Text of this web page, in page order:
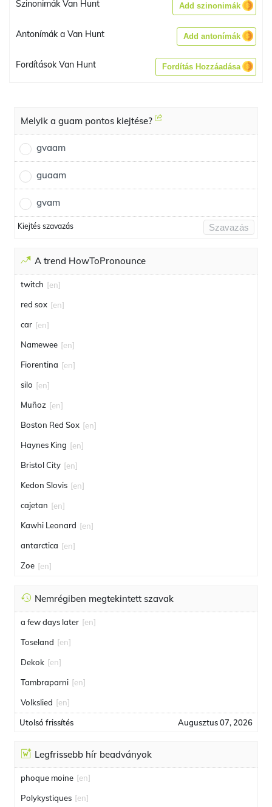
Szinonimák Van Hunt Add szinonimák
Antonímák a Van Hunt Add antonímák
Fordítások Van Hunt Fordítás Hozzáadása
Melyik a guam pontos kiejtése?
gvaam
guaam
gvam
Kiejtés szavazás Szavazás
A trend HowToPronounce
twitch [en]
red sox [en]
car [en]
Namewee [en]
Fiorentina [en]
silo [en]
Muñoz [en]
Boston Red Sox [en]
Haynes King [en]
Bristol City [en]
Kedon Slovis [en]
cajetan [en]
Kawhi Leonard [en]
antarctica [en]
Zoe [en]
Nemrégiben megtekintett szavak
a few days later [en]
Toseland [en]
Dekok [en]
Tambraparni [en]
Volkslied [en]
Utolsó frissítés Augusztus 07, 2026
Legfrissebb hír beadványok
phoque moine [en]
Polykystiques [en]